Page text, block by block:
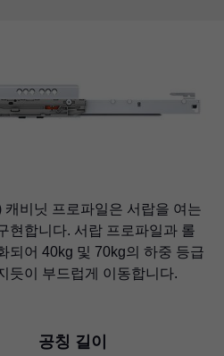
캐비닛 프로파일은 서랍을 여는
현합니다. 서랍 프로파일과 롤
되어 40kg 및 70kg의 하중 등급
듯이 부드럽게 이동합니다.
공칭 길이